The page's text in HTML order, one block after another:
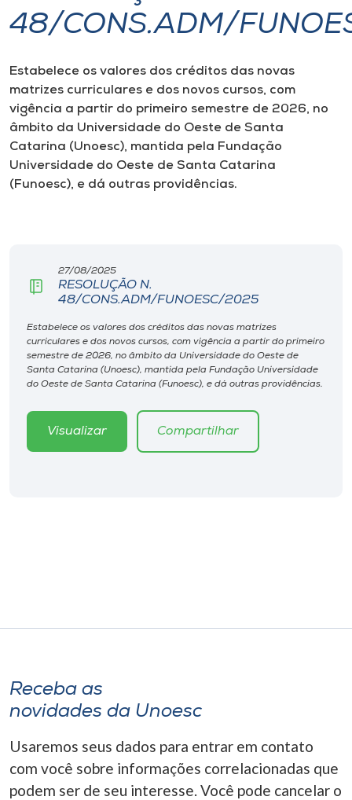
I.nova
Diplomados
Cultura
CPA
Editora
Museu
48/CONS.ADM/
Estabelece os valores dos créditos das novas
matrizes curriculares e dos novos cursos, com
vigência a partir do primeiro semestre de 2026, no
âmbito da Universidade do Oeste de Santa
Catarina (Unoesc), mantida pela Fundação
Universidade do Oeste de Santa Catarina
(Funoesc), e dá outras providências.
27/08/2025
RESOLUÇÃO N.
48/CONS.ADM/FUNOESC/2025
Estabelece os valores dos créditos das novas matrizes
curriculares e dos novos cursos, com vigência a partir do primeiro
semestre de 2026, no âmbito da Universidade do Oeste de
Santa Catarina (Unoesc), mantida pela Fundação Universidade
do Oeste de Santa Catarina (Funoesc), e dá outras providências.
Visualizar Compartilhar
Receba as
novidades da Unoesc
Usaremos seus dados para entrar em contato
com você sobre informações correlacionadas que
podem ser de seu interesse. Você pode cancelar o